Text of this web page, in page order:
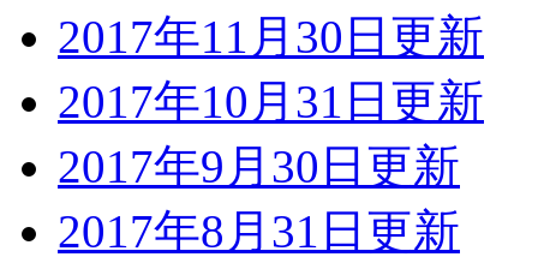
2017年11月30日更新
2017年10月31日更新
2017年9月30日更新
2017年8月31日更新